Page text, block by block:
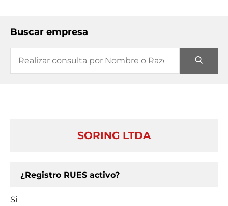
Buscar empresa
SORING LTDA
¿Registro RUES activo?
Si